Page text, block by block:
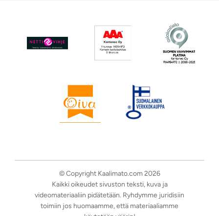
© Copyright Kaalimato.com 2026
Kaikki oikeudet sivuston teksti, kuva ja
videomateriaaliin pidätetään. Ryhdymme juridisiin
toimiin jos huomaamme, että materiaaliamme